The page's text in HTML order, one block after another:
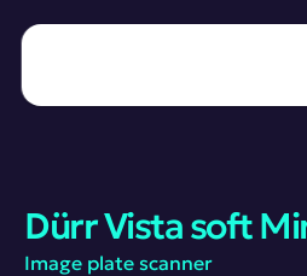
Dürr Vista soft
Image plate scanner